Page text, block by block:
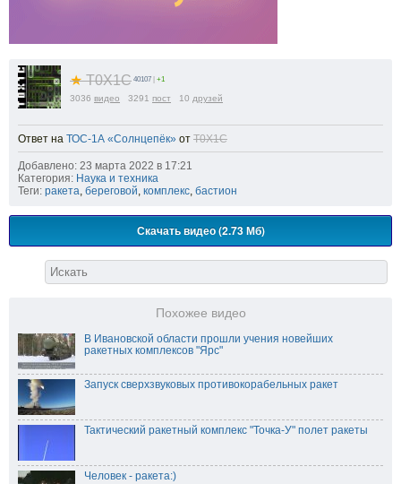
★T0X1C 40107 +1
3036 видео 3291 пост 10 друзей
Ответ на ТОС-1А «Солнцепёк» от T0X1C
Добавлено: 23 марта 2022 в 17:21
Категория: Наука и техника
Теги: ракета, береговой, комплекс, бастион
Скачать видео (2.73 Мб)
Похожее видео
В Ивановской области прошли учения новейших
ракетных комплексов "Ярс"
Запуск сверхзвуковых противокорабельных ракет
Тактический ракетный комплекс "Точка-У" полет ракеты
Человек - ракета:)